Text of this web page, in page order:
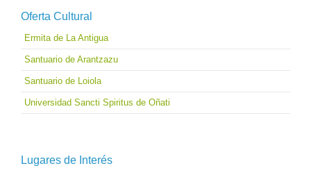
Oferta Cultural
Ermita de La Antigua
Santuario de Arantzazu
Santuario de Loiola
Universidad Sancti Spiritus de Oñati
Lugares de Interés